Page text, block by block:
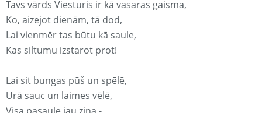
Tavs vārds Viesturis ir kā vasaras gaisma,
Ko, aizejot dienām, tā dod,
Lai vienmēr tas būtu kā saule,
Kas siltumu izstarot prot!
Lai sit bungas pūš un spēlē,
Urā sauc un laimes vēlē,